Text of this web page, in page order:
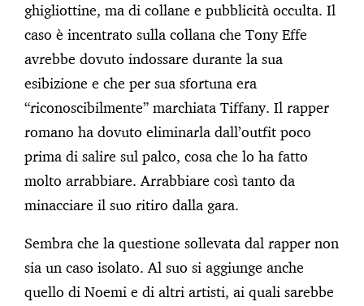
ghigliottine, ma di collane e pubblicità occulta. Il
caso è incentrato sulla collana che Tony Effe
avrebbe dovuto indossare durante la sua
esibizione e che per sua sfortuna era
“riconoscibilmente” marchiata Tiffany. Il rapper
romano ha dovuto eliminarla dall’outfit poco
prima di salire sul palco, cosa che lo ha fatto
molto arrabbiare. Arrabbiare così tanto da
minacciare il suo ritiro dalla gara.
Sembra che la questione sollevata dal rapper non
sia un caso isolato. Al suo si aggiunge anche
quello di Noemi e di altri artisti, ai quali sarebbe